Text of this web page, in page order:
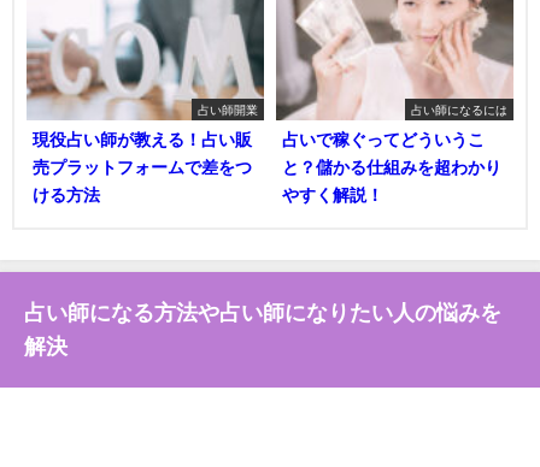
占い師開業
現役占い師が教える！占い販
売プラットフォームで差をつ
ける方法
占い師になるには
占いで稼ぐってどういうこ
と？儲かる仕組みを超わかり
やすく解説！
占い師になる方法や占い師になりたい人の悩みを
解決